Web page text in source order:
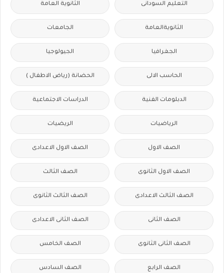
التعليم السودانى الثانوية العامة
الثانويةالعامة الجامعات
الجغرافيا الجيولوجيا
الحاسب الالى الحضانة (رياض الاطفال )
الدبلومات الفنية الدراسات الاجتماعية
الرياضيات الريضيات
الصف الاول الصف الاول الاعدادى
الصف الاول الثانوى الصف الثالث
الصف الثالث الاعدادى الصف الثالث الثانوى
الصف الثانى الصف الثانى الاعدادى
الصف الثانى الثانوى الصف الخامس
الصف الرابع الصف السادس